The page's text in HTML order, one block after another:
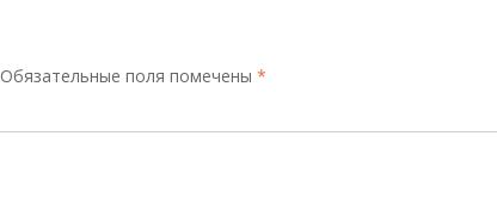
Обязательные поля помечены *